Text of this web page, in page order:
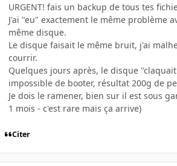
URGENT! fais un backup de tous tes
J'ai "eu" exactement le même problème
même disque.
Le disque faisait le même bruit, j'ai
courrir.
Quelques jours après, le disque
impossible de booter, résultat 200g de
Je dois le ramener, bien sur il est sous
1 mois - c'est rare mais ça arrive)
Citer